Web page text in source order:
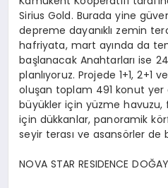
Sirius Gold. Burada yine
depreme dayanıklı zemin
hafriyata, mart ayında da
başlanacak Anahtarları ise
planlıyoruz. Projede 1+1, 2+1
oluşan toplam 491 konut yer
büyükler için yüzme havuzu,
için dükkanlar, panoramik
seyir terası ve asansörler de
NOVA STAR RESIDENCE